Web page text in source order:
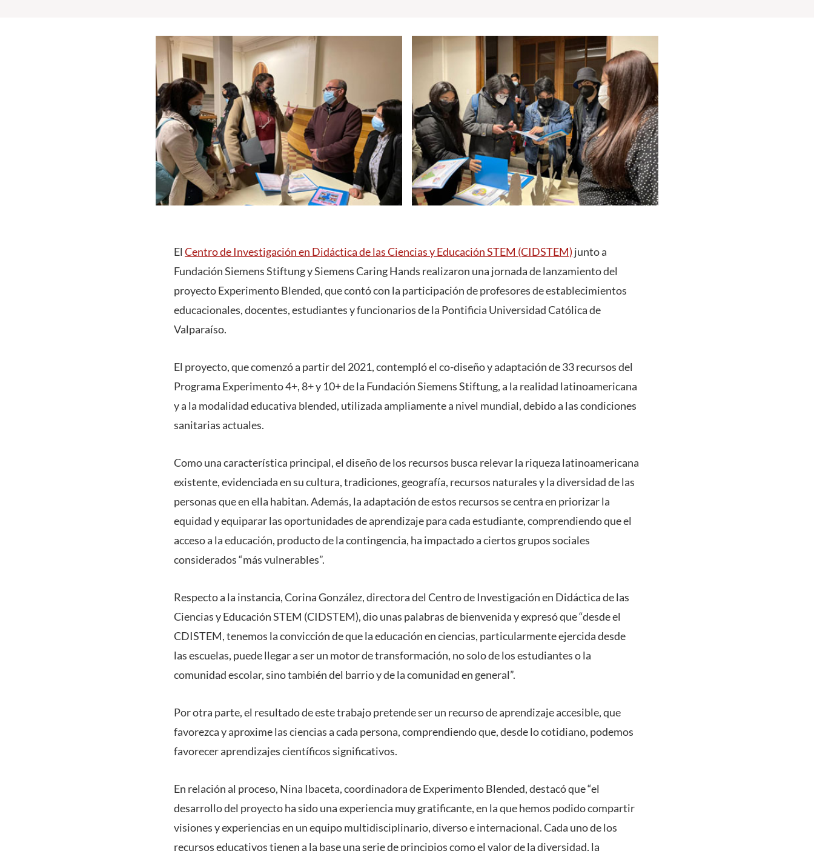
El Centro de Investigación en Didáctica de las Ciencias y Educación STEM (CIDSTEM) junto a
Fundación Siemens Stiftung y Siemens Caring Hands realizaron una jornada de lanzamiento del
proyecto Experimento Blended, que contó con la participación de profesores de establecimientos
educacionales, docentes, estudiantes y funcionarios de la Pontificia Universidad Católica de
Valparaíso.
El proyecto, que comenzó a partir del 2021, contempló el co-diseño y adaptación de 33 recursos del
Programa Experimento 4+, 8+ y 10+ de la Fundación Siemens Stiftung, a la realidad latinoamericana
y a la modalidad educativa blended, utilizada ampliamente a nivel mundial, debido a las condiciones
sanitarias actuales.
Como una característica principal, el diseño de los recursos busca relevar la riqueza latinoamericana
existente, evidenciada en su cultura, tradiciones, geografía, recursos naturales y la diversidad de las
personas que en ella habitan. Además, la adaptación de estos recursos se centra en priorizar la
equidad y equiparar las oportunidades de aprendizaje para cada estudiante, comprendiendo que el
acceso a la educación, producto de la contingencia, ha impactado a ciertos grupos sociales
considerados “más vulnerables”.
Respecto a la instancia, Corina González, directora del Centro de Investigación en Didáctica de las
Ciencias y Educación STEM (CIDSTEM), dio unas palabras de bienvenida y expresó que “desde el
CDISTEM, tenemos la convicción de que la educación en ciencias, particularmente ejercida desde
las escuelas, puede llegar a ser un motor de transformación, no solo de los estudiantes o la
comunidad escolar, sino también del barrio y de la comunidad en general”.
Por otra parte, el resultado de este trabajo pretende ser un recurso de aprendizaje accesible, que
favorezca y aproxime las ciencias a cada persona, comprendiendo que, desde lo cotidiano, podemos
favorecer aprendizajes científicos significativos.
En relación al proceso, Nina Ibaceta, coordinadora de Experimento Blended, destacó que “el
desarrollo del proyecto ha sido una experiencia muy gratificante, en la que hemos podido compartir
visiones y experiencias en un equipo multidisciplinario, diverso e internacional. Cada uno de los
recursos educativos tienen a la base una serie de principios como el valor de la diversidad, la